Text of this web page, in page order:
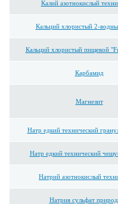
Калий азотнокислый
Кальций хлористый 2-
Кальций хлористый пищевой
Карбамид
Магнезит
Натр едкий технический
Натр едкий технический
Натрий азотнокислый
Натрия сульфат